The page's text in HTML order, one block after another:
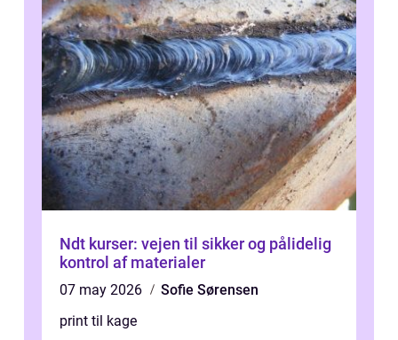
Ndt kurser: vejen til sikker og pålidelig
kontrol af materialer
07 may 2026
Sofie Sørensen
print til kage